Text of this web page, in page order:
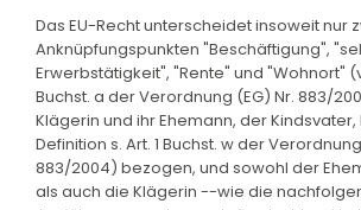
Das EU-Recht unterscheidet insoweit nur
Anknüpfungspunkten "Beschäftigung",
Erwerbstätigkeit", "Rente" und "Wohnort"
Buchst. a der Verordnung (EG) Nr. 883/
Klägerin und ihr Ehemann, der
Definition s. Art. 1 Buchst. w der
883/2004) bezogen, und sowohl der
als auch die Klägerin --wie die